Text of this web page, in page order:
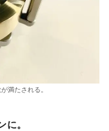
満たされる。
に。